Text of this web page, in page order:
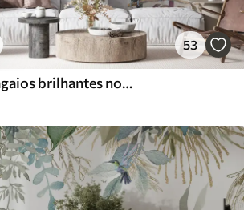
53
Pássaros e papagaios brilhantes nos trópicos